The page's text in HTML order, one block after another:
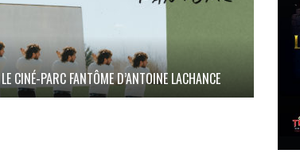
LE CINÉ-PARC FANTÔME D’ANTOINE LACHANCE